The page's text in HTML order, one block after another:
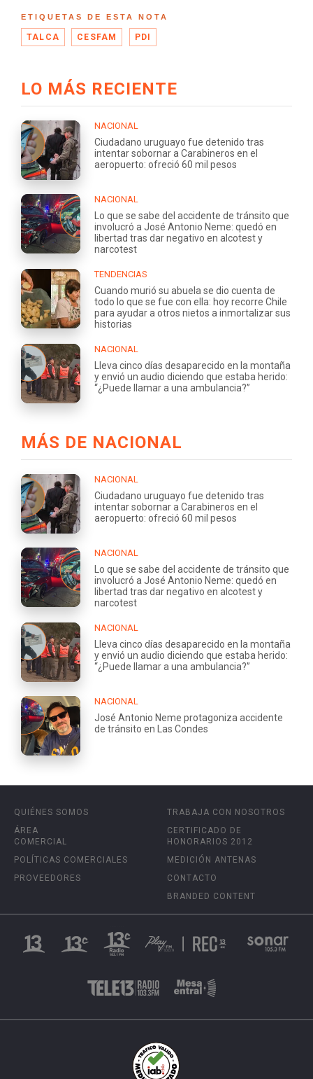
ETIQUETAS DE ESTA NOTA
TALCA CESFAM PDI
LO MÁS RECIENTE
NACIONAL
Ciudadano uruguayo fue detenido tras
intentar sobornar a Carabineros en el
aeropuerto: ofreció 60 mil pesos
NACIONAL
Lo que se sabe del accidente de tránsito que
involucró a José Antonio Neme: quedó en
libertad tras dar negativo en alcotest y
narcotest
TENDENCIAS
Cuando murió su abuela se dio cuenta de
todo lo que se fue con ella: hoy recorre Chile
para ayudar a otros nietos a inmortalizar sus
historias
NACIONAL
Lleva cinco días desaparecido en la montaña
y envió un audio diciendo que estaba herido:
“¿Puede llamar a una ambulancia?”
MÁS DE NACIONAL
NACIONAL
Ciudadano uruguayo fue detenido tras
intentar sobornar a Carabineros en el
aeropuerto: ofreció 60 mil pesos
NACIONAL
Lo que se sabe del accidente de tránsito que
involucró a José Antonio Neme: quedó en
libertad tras dar negativo en alcotest y
narcotest
NACIONAL
Lleva cinco días desaparecido en la montaña
y envió un audio diciendo que estaba herido:
“¿Puede llamar a una ambulancia?”
NACIONAL
José Antonio Neme protagoniza accidente
de tránsito en Las Condes
QUIÉNES SOMOS
ÁREA
COMERCIAL
POLÍTICAS COMERCIALES
PROVEEDORES
TRABAJA CON NOSOTROS
CERTIFICADO DE
HONORARIOS 2012
MEDICIÓN ANTENAS
CONTACTO
BRANDED CONTENT